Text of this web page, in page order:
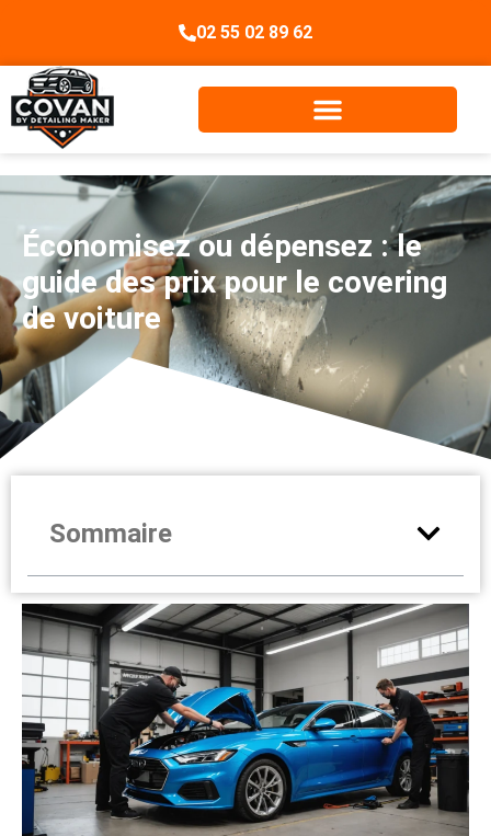
02 55 02 89 62
Économisez ou dépensez : le
guide des prix pour le covering
de voiture
Sommaire